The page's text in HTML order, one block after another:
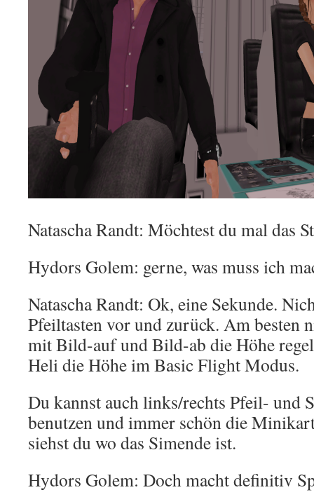
Natascha Randt: Möchtest du mal das
Hydors Golem: gerne, was muss ich
Natascha Randt: Ok, eine Sekunde.
Pfeiltasten vor und zurück. Am besten
mit Bild-auf und Bild-ab die Höhe
Heli die Höhe im Basic Flight Modus.
Du kannst auch links/rechts Pfeil- und
benutzen und immer schön die
siehst du wo das Simende ist.
Hydors Golem: Doch macht definitiv